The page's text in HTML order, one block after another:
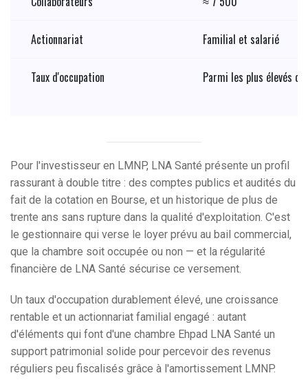
Actionnariat Familial et salarié
Taux d'occupation Parmi les plus élevés
Pour l'investisseur en LMNP, LNA Santé présente un profil
rassurant à double titre : des comptes publics et audités du
fait de la cotation en Bourse, et un historique de plus de
trente ans sans rupture dans la qualité d'exploitation. C'est
le gestionnaire qui verse le loyer prévu au bail commercial,
que la chambre soit occupée ou non — et la régularité
financière de LNA Santé sécurise ce versement.
Un taux d'occupation durablement élevé, une croissance
rentable et un actionnariat familial engagé : autant
d'éléments qui font d'une chambre Ehpad LNA Santé un
support patrimonial solide pour percevoir des revenus
réguliers peu fiscalisés grâce à l'amortissement LMNP.